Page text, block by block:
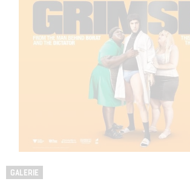
GALERIE